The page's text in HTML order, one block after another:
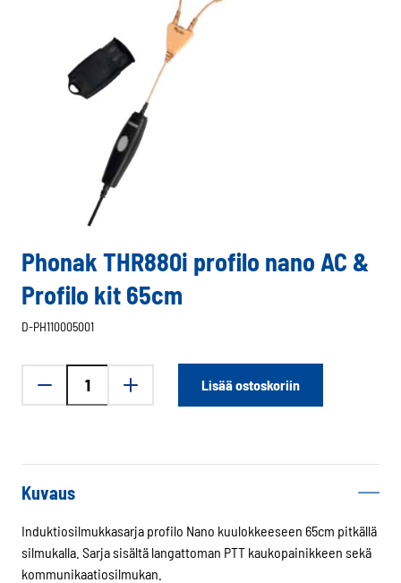
Phonak THR880i profilo nano AC &
Profilo kit 65cm
D-PH110005001
AC
Profilo
kit
65cm
määrä
Lisää ostoskoriin
Kuvaus
Induktiosilmukkasarja profilo Nano kuulokkeeseen 65cm pitkällä
silmukalla. Sarja sisältä langattoman PTT kaukopainikkeen sekä
kommunikaatiosilmukan.